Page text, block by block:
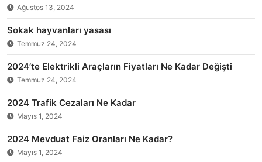
Ağustos 13, 2024
Sokak hayvanları yasası
Temmuz 24, 2024
2024’te Elektrikli Araçların Fiyatları Ne Kadar Değişti
Temmuz 24, 2024
2024 Trafik Cezaları Ne Kadar
Mayıs 1, 2024
2024 Mevduat Faiz Oranları Ne Kadar?
Mayıs 1, 2024